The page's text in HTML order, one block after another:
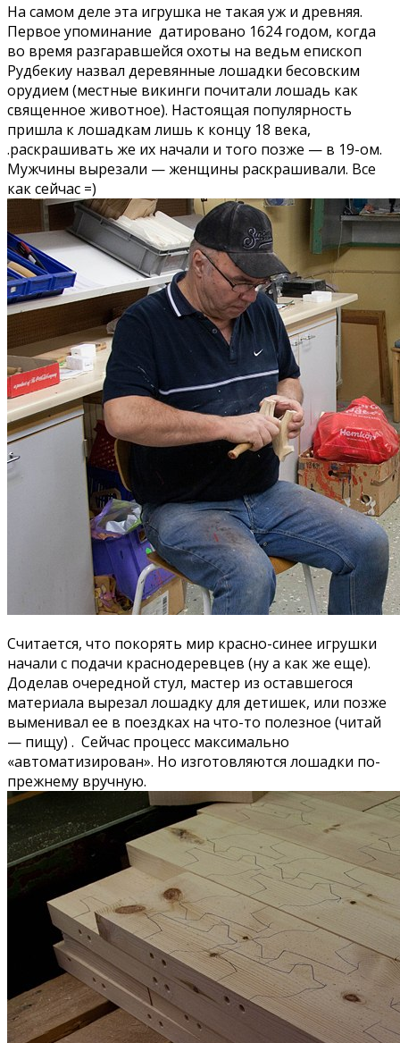
На самом деле эта игрушка не такая уж и древняя.
Первое упоминание датировано 1624 годом, когда
во время разгаравшейся охоты на ведьм епископ
Рудбекиу назвал деревянные лошадки бесовским
орудием (местные викинги почитали лошадь как
священное животное). Настоящая популярность
пришла к лошадкам лишь к концу 18 века,
.раскрашивать же их начали и того позже — в 19-ом.
Мужчины вырезали — женщины раскрашивали. Все
как сейчас =)
Считается, что покорять мир красно-синее игрушки
начали с подачи краснодеревцев (ну а как же еще).
Доделав очередной стул, мастер из оставшегося
материала вырезал лошадку для детишек, или позже
выменивал ее в поездках на что-то полезное (читай
— пищу) . Сейчас процесс максимально
«автоматизирован». Но изготовляются лошадки по-
прежнему вручную.